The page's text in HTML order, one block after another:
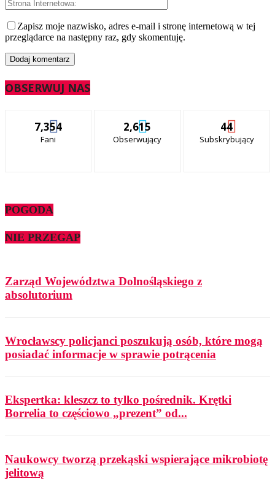
Zapisz moje nazwisko, adres e-mail i stronę internetową w tej
przeglądarce na następny raz, gdy skomentuję.
OBSERWUJ NAS
7,354
Fani
2,615
Obserwujący
44
Subskrybujący
POGODA
NIE PRZEGAP
Zarząd Województwa Dolnośląskiego z
absolutorium
Wrocławscy policjanci poszukują osób, które mogą
posiadać informacje w sprawie potrącenia
Ekspertka: kleszcz to tylko pośrednik. Krętki
Borrelia to częściowo „prezent” od...
Naukowcy tworzą przekąski wspierające mikrobiotę
jelitową